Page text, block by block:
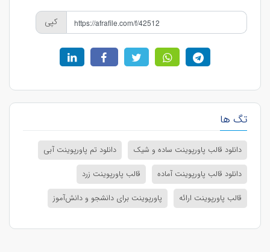
کپی
تگ ها
دانلود قالب پاورپوینت ساده و شیک
دانلود تم پاورپوینت آبی
دانلود قالب پاورپوینت آماده
قالب پاورپوینت زرد
قالب پاورپوینت ارائه
پاورپوینت برای دانشجو و دانش‌آموز